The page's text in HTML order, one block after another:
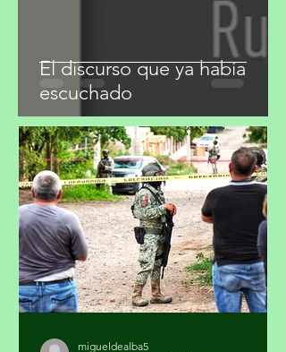
El discurso que ya había
escuchado